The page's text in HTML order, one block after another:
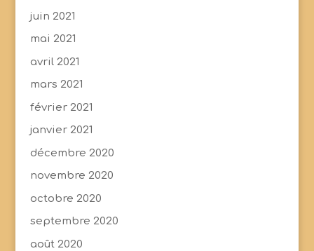
juin 2021
mai 2021
avril 2021
mars 2021
février 2021
janvier 2021
décembre 2020
novembre 2020
octobre 2020
septembre 2020
août 2020